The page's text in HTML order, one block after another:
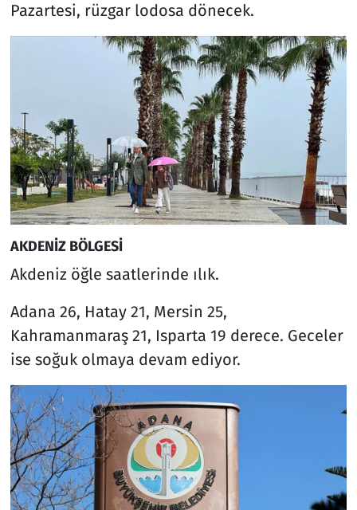
Pazartesi, rüzgar lodosa dönecek.
AKDENİZ BÖLGESİ
Akdeniz öğle saatlerinde ılık.
Adana 26, Hatay 21, Mersin 25,
Kahramanmaraş 21, Isparta 19 derece. Geceler
ise soğuk olmaya devam ediyor.